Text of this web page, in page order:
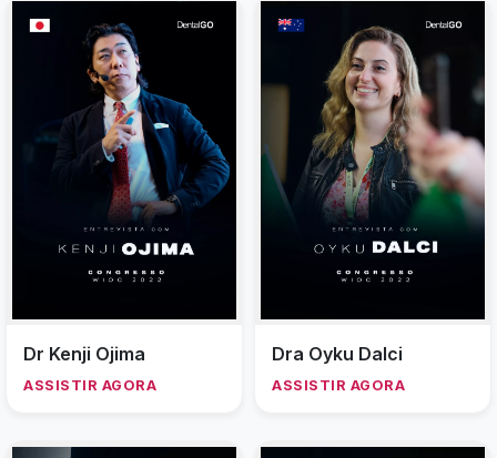
Dr Kenji Ojima
ASSISTIR AGORA
Dra Oyku Dalci
ASSISTIR AGORA